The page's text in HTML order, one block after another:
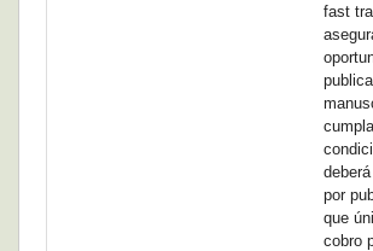
fast
por
que
cobro